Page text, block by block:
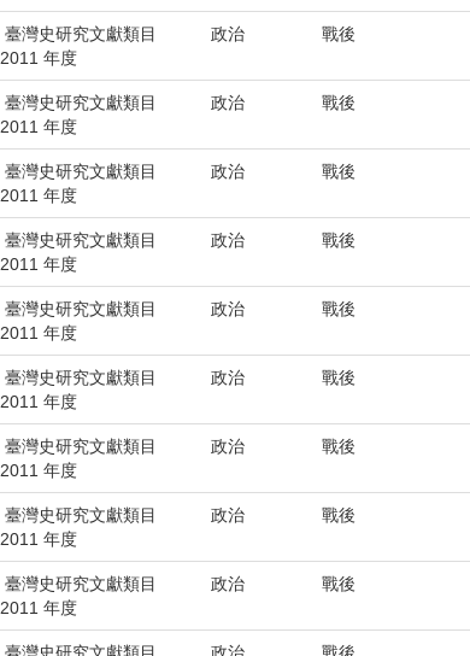
臺灣史研究文獻類目
2011 年度
政治 戰後
臺灣史研究文獻類目
2011 年度
政治 戰後
臺灣史研究文獻類目
2011 年度
政治 戰後
臺灣史研究文獻類目
2011 年度
政治 戰後
臺灣史研究文獻類目
2011 年度
政治 戰後
臺灣史研究文獻類目
2011 年度
政治 戰後
臺灣史研究文獻類目
2011 年度
政治 戰後
臺灣史研究文獻類目
2011 年度
政治 戰後
臺灣史研究文獻類目
2011 年度
政治 戰後